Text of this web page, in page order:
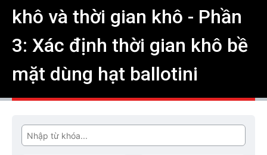
khô và thời gian khô - Phần
3: Xác định thời gian khô bề
mặt dùng hạt ballotini
Tìm